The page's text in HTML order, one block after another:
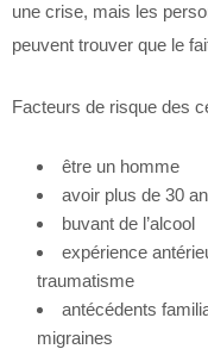
une crise, mais les
peuvent trouver que le
Facteurs de risque des
être un homme
avoir plus de 30
buvant de l’alcool
expérience
traumatisme
antécédents
migraines